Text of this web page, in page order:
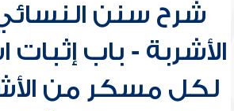
شرح سنن
الأشربة - باب
لكل مسكر من